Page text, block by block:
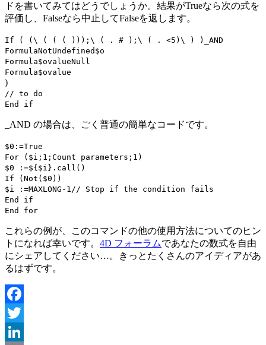
ドを書いてみてはどうでしょうか。結果がTrueなら次の式を
評価し、Falseなら中止してFalseを返します。
If ( (\ ( ( ( )));\ ( . # );\ ( . <5)\ ) )
_AND
FormulaNotUndefined $o
Formula$ovalueNull
Formula$ovalue
)
// to do
End if
_AND の場合は、ごく普通の簡単なコードです。
$0 :=True
For ( $i ;1; Count parameters ;1)
$0 :=${ $i }. call ()
If ( Not ( $0 ))
$i :=MAXLONG -1// Stop if the condition fails
End if
End for
これらの例が、このコマンドの他の使用方法についてのヒン
トになれば幸いです。 4D フォーラムであなたの数式を自由
にシェアしてください…。きっとたくさんのアイディアがあ
るはずです。
Facebook
Twitter